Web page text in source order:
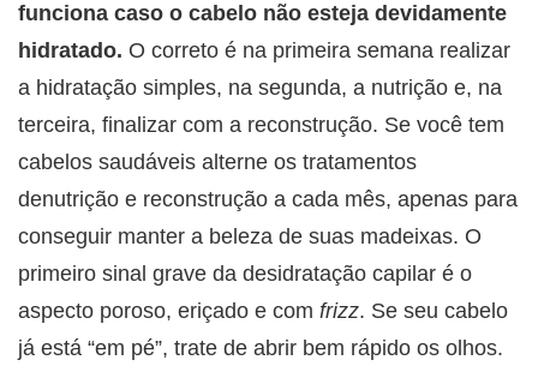
funciona caso o cabelo não esteja devidamente
hidratado. O correto é na primeira semana realizar
a hidratação simples, na segunda, a nutrição e, na
terceira, finalizar com a reconstrução. Se você tem
cabelos saudáveis alterne os tratamentos
denutrição e reconstrução a cada mês, apenas para
conseguir manter a beleza de suas madeixas. O
primeiro sinal grave da desidratação capilar é o
aspecto poroso, eriçado e com frizz. Se seu cabelo
já está “em pé”, trate de abrir bem rápido os olhos.